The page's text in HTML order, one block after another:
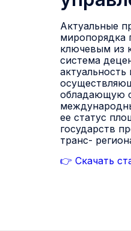
Актуальные
миропорядка
ключевым из
система
обладающую
ее статус
государств
транс-
👉 Скачать